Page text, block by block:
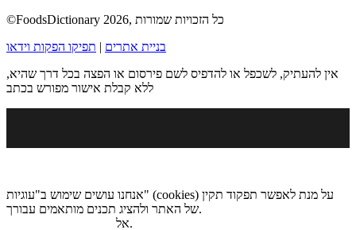
©FoodsDictionary 2026, כל הזכויות שמורות
בניית אתרים | תפיקו הפקות וידאו
אין להעתיק, לשכפל או להדפיס לשם פירסום או הפצה בכל דרך שהיא,
ללא קבלת אישור מפורש בכתב
אנחנו עושים שימוש ב"עוגיות" (cookies) על מנת לאפשר תפקוד תקין
של האתר ולהציג תכנים מותאמים עבורך.
אל.